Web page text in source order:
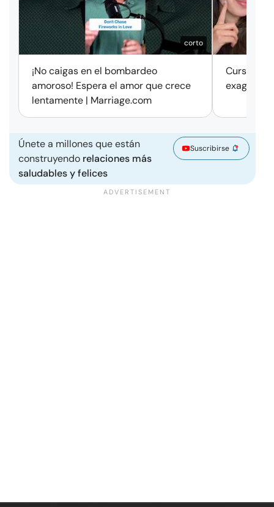
corto
¡No caigas en el bombardeo
amoroso! Espera el amor que crece
lentamente | Marriage.com
Cursos
Únete a millones que están
construyendo relaciones más
saludables y felices
Suscribirse